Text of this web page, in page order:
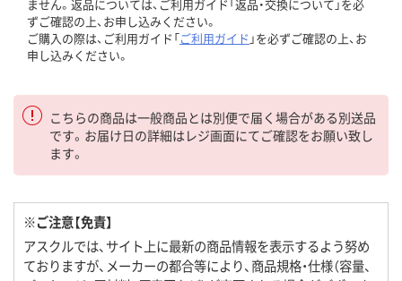
ません。返品については、ご利用ガイド「返品・交換について」を必
ずご確認の上、お申し込みください。
ご購入の際は、ご利用ガイド「ご利用ガイド 」を必ずご確認の上、お
申し込みください。
こちらの商品は一般商品とは別便で届く場合がある別送品
です。お届け日の詳細はレジ画面にてご確認をお願い致し
ます。
※ご注意【免責】
アスクルでは、サイト上に最新の商品情報を表示するよう努め
ておりますが、メーカーの都合等により、商品規格・仕様（容量、